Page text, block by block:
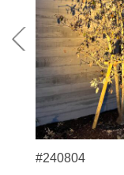
#240804